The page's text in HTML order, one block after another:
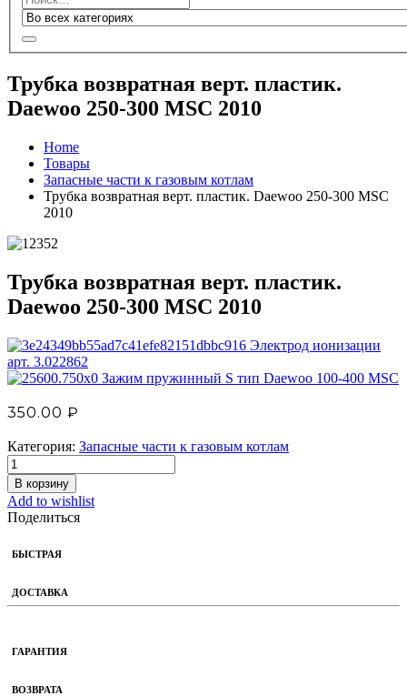
Трубка возвратная верт. пластик.
Daewoo 250-300 MSC 2010
Home
Товары
Запасные части к газовым котлам
Трубка возвратная верт. пластик. Daewoo 250-300 MSC
2010
Трубка возвратная верт. пластик.
Daewoo 250-300 MSC 2010
Электрод ионизации
арт. 3.022862
Зажим пружинный S тип Daewoo 100-400 MSC
350.00 ₽
Категория: Запасные части к газовым котлам
В корзину
Add to wishlist
Поделиться
БЫСТРАЯ
ДОСТАВКА
ГАРАНТИЯ
ВОЗВРАТА